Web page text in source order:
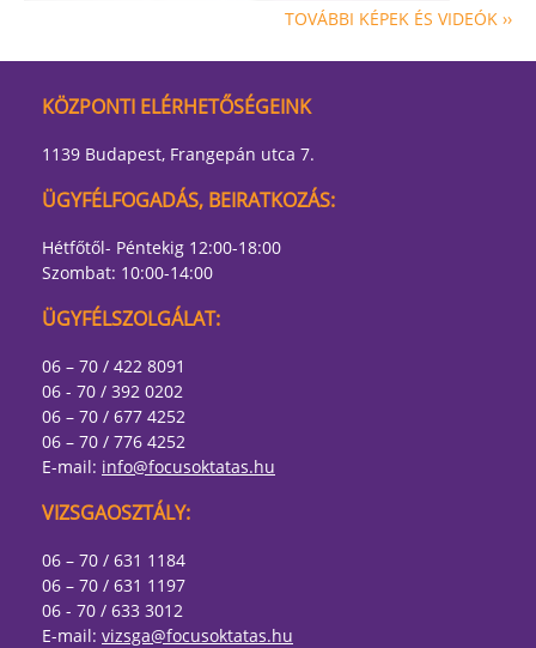
TOVÁBBI KÉPEK ÉS VIDEÓK ››
KÖZPONTI ELÉRHETŐSÉGEINK
1139 Budapest, Frangepán utca 7.
ÜGYFÉLFOGADÁS, BEIRATKOZÁS:
Hétfőtől- Péntekig 12:00-18:00
Szombat: 10:00-14:00
ÜGYFÉLSZOLGÁLAT:
06 – 70 / 422 8091
06 - 70 / 392 0202
06 – 70 / 677 4252
06 – 70 / 776 4252
E-mail: info@focusoktatas.hu
VIZSGAOSZTÁLY:
06 – 70 / 631 1184
06 – 70 / 631 1197
06 - 70 / 633 3012
E-mail: vizsga@focusoktatas.hu